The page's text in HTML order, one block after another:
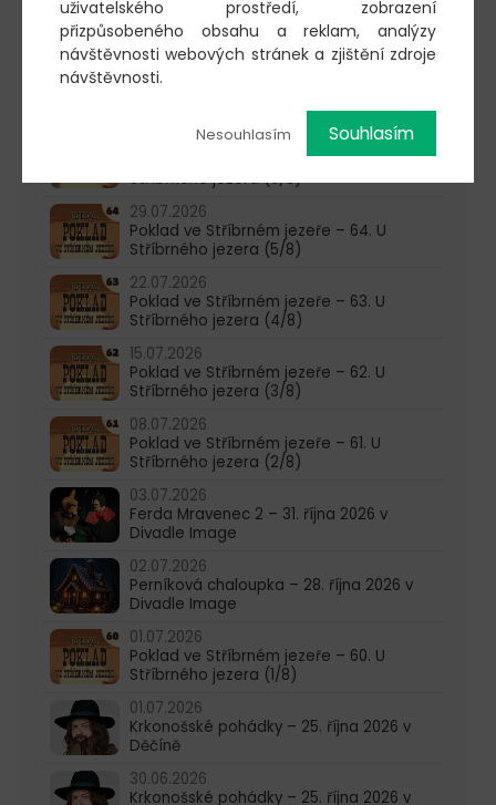
603 805 271
pondělí-čtvrtek: 10:00-16:00
05.08.2026
Poklad ve Stříbrném jezeře – 65. U
Stříbrného jezera (6/8)
29.07.2026
Poklad ve Stříbrném jezeře – 64. U
Stříbrného jezera (5/8)
22.07.2026
Poklad ve Stříbrném jezeře – 63. U
Stříbrného jezera (4/8)
15.07.2026
Poklad ve Stříbrném jezeře – 62. U
Stříbrného jezera (3/8)
08.07.2026
Poklad ve Stříbrném jezeře – 61. U
Stříbrného jezera (2/8)
03.07.2026
Ferda Mravenec 2 – 31. října 2026 v
Divadle Image
02.07.2026
Perníková chaloupka – 28. října 2026 v
Divadle Image
01.07.2026
Poklad ve Stříbrném jezeře – 60. U
Stříbrného jezera (1/8)
01.07.2026
Krkonošské pohádky – 25. října 2026 v
Děčíně
30.06.2026
Krkonošské pohádky – 25. října 2026 v
uživatelského prostředí, zobrazení
přizpůsobeného obsahu a reklam, analýzy
návštěvnosti webových stránek a zjištění zdroje
návštěvnosti.
Nesouhlasím Souhlasím